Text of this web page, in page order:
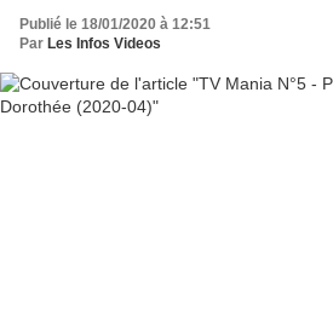
Publié le 18/01/2020 à 12:51
Par Les Infos Videos